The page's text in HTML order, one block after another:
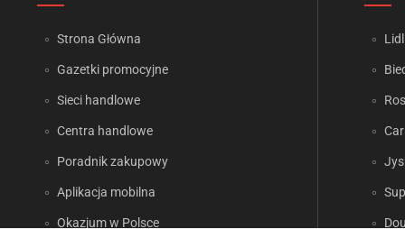
Strona Główna
Gazetki promocyjne
Sieci handlowe
Centra handlowe
Poradnik zakupowy
Aplikacja mobilna
Okazjum w Polsce
Lidl